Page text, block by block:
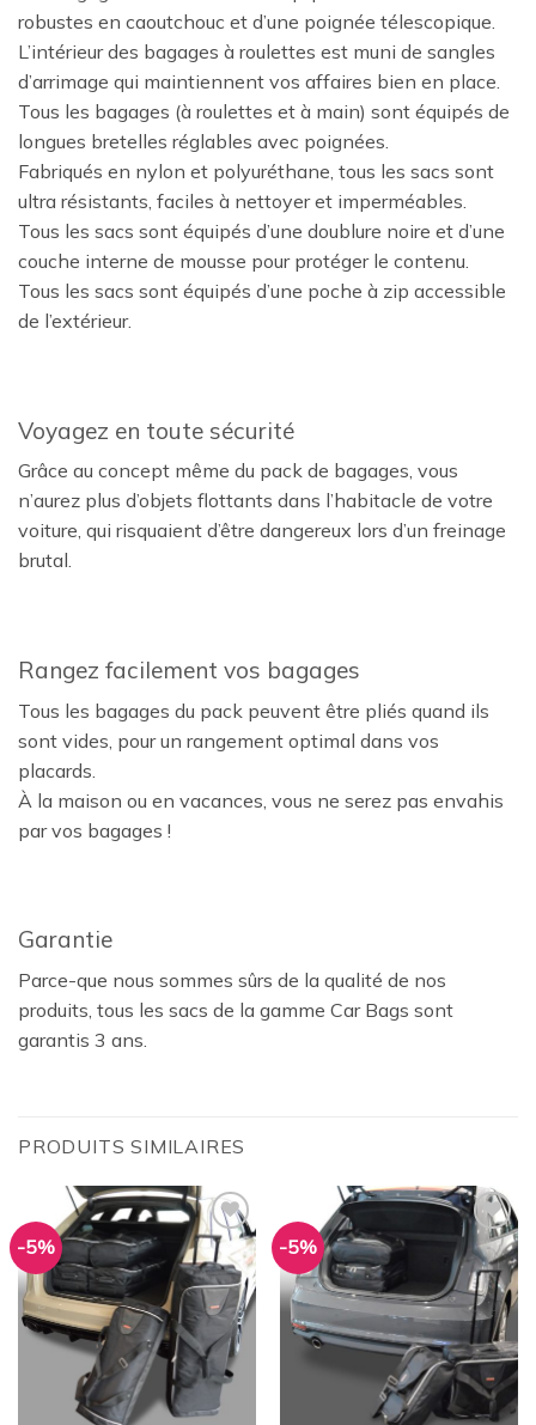
robustes en caoutchouc et d’une poignée télescopique.
L’intérieur des bagages à roulettes est muni de sangles
d’arrimage qui maintiennent vos affaires bien en place.
Tous les bagages (à roulettes et à main) sont équipés de
longues bretelles réglables avec poignées.
Fabriqués en nylon et polyuréthane, tous les sacs sont
ultra résistants, faciles à nettoyer et imperméables.
Tous les sacs sont équipés d’une doublure noire et d’une
couche interne de mousse pour protéger le contenu.
Tous les sacs sont équipés d’une poche à zip accessible
de l’extérieur.
Voyagez en toute sécurité
Grâce au concept même du pack de bagages, vous
n’aurez plus d’objets flottants dans l’habitacle de votre
voiture, qui risquaient d’être dangereux lors d’un freinage
brutal.
Rangez facilement vos bagages
Tous les bagages du pack peuvent être pliés quand ils
sont vides, pour un rangement optimal dans vos
placards.
À la maison ou en vacances, vous ne serez pas envahis
par vos bagages !
Garantie
Parce-que nous sommes sûrs de la qualité de nos
produits, tous les sacs de la gamme Car Bags sont
garantis 3 ans.
PRODUITS SIMILAIRES
-5%
Ajouter
à la
wishlist
-5%
Ajouter
à la
wishlist